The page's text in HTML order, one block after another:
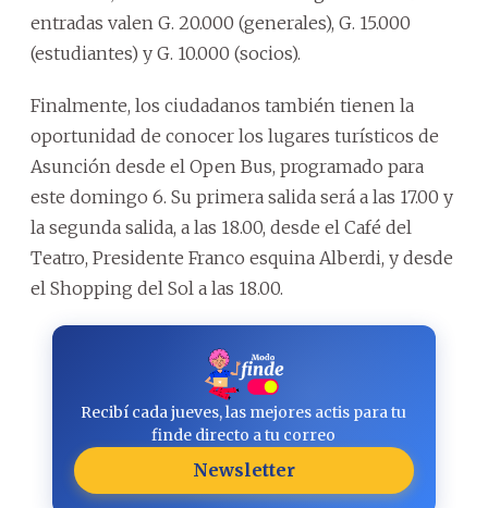
entradas valen G. 20.000 (generales), G. 15.000
(estudiantes) y G. 10.000 (socios).
Finalmente, los ciudadanos también tienen la
oportunidad de conocer los lugares turísticos de
Asunción desde el Open Bus, programado para
este domingo 6. Su primera salida será a las 17.00 y
la segunda salida, a las 18.00, desde el Café del
Teatro, Presidente Franco esquina Alberdi, y desde
el Shopping del Sol a las 18.00.
Recibí cada jueves, las mejores actis para tu
finde directo a tu correo
Newsletter